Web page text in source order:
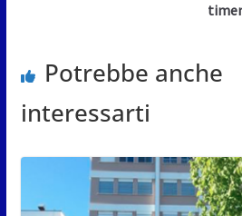
Potrebbe anche
interessarti